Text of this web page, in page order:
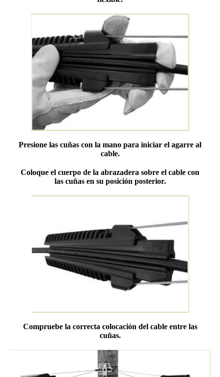
Presione las cuñas con la mano para iniciar el agarre al
cable.
Coloque el cuerpo de la abrazadera sobre el cable con
las cuñas en su posición posterior.
Compruebe la correcta colocación del cable entre las
cuñas.